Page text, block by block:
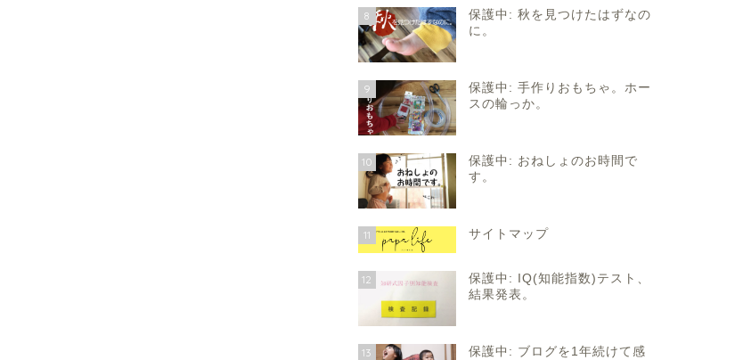
8
保護中: 秋を見つけたはずなの
に。
9
保護中: 手作りおもちゃ。ホー
スの輪っか。
10
保護中: おねしょのお時間で
す。
11 サイトマップ
12
保護中: IQ(知能指数)テスト、
結果発表。
13
保護中: ブログを1年続けて感